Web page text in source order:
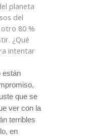
planeta
del
80 %
¿Qué
intentar
están
que se
ver con la
terribles
en